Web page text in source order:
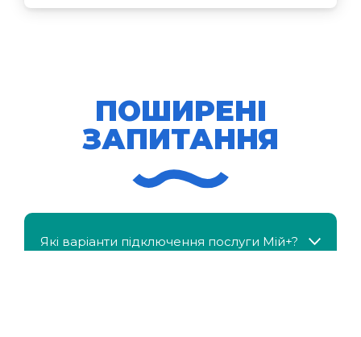
ПОШИРЕНІ
ЗАПИТАННЯ
Які варіанти підключення послуги Мій+?